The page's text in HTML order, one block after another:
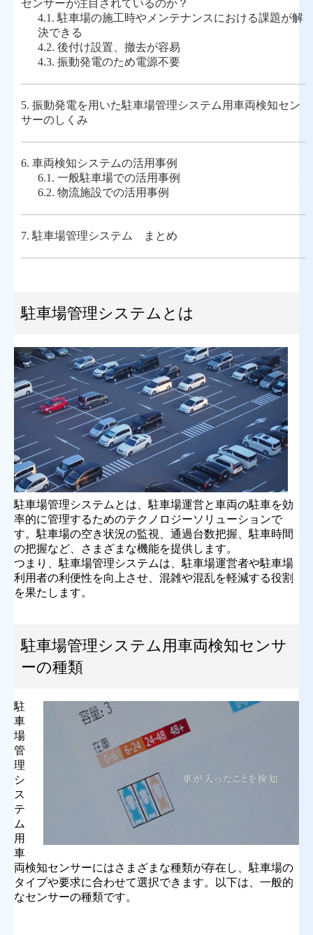
センサーが注目されているのか？
4.1. 駐車場の施工時やメンテナンスにおける課題が解
決できる
4.2. 後付け設置、撤去が容易
4.3. 振動発電のため電源不要
5. 振動発電を用いた駐車場管理システム用車両検知セン
サーのしくみ
6. 車両検知システムの活用事例
6.1. 一般駐車場での活用事例
6.2. 物流施設での活用事例
7. 駐車場管理システム まとめ
駐車場管理システムとは
駐車場管理システムとは、駐車場運営と車両の駐車を効
率的に管理するためのテクノロジーソリューションで
す。駐車場の空き状況の監視、通過台数把握、駐車時間
の把握など、さまざまな機能を提供します。
つまり、駐車場管理システムは、駐車場運営者や駐車場
利用者の利便性を向上させ、混雑や混乱を軽減する役割
を果たします。
駐車場管理システム用車両検知センサ
ーの種類
駐
車
場
管
理
シ
ス
テ
ム
用
車
両検知センサーにはさまざまな種類が存在し、駐車場の
タイプや要求に合わせて選択できます。以下は、一般的
なセンサーの種類です。